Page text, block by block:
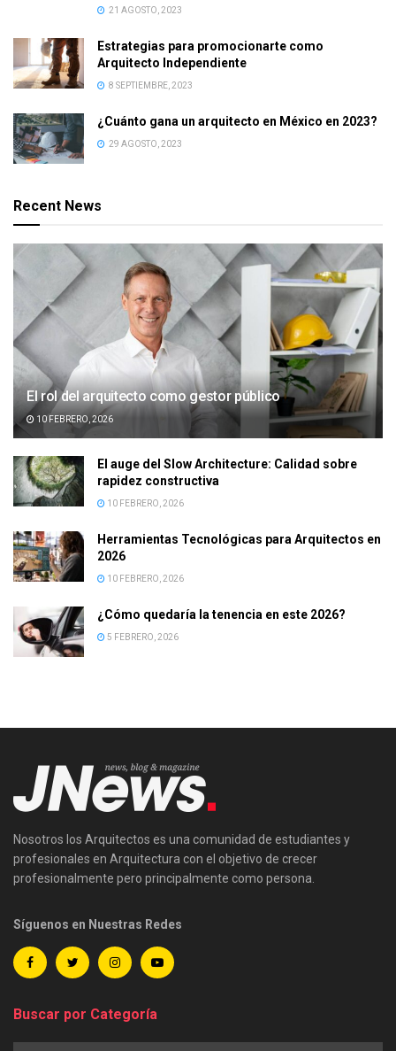
21 AGOSTO, 2023
Estrategias para promocionarte como
Arquitecto Independiente
8 SEPTIEMBRE, 2023
¿Cuánto gana un arquitecto en México en 2023?
29 AGOSTO, 2023
Recent News
El rol del arquitecto como gestor público
10 FEBRERO, 2026
El auge del Slow Architecture: Calidad sobre
rapidez constructiva
10 FEBRERO, 2026
Herramientas Tecnológicas para Arquitectos en
2026
10 FEBRERO, 2026
¿Cómo quedaría la tenencia en este 2026?
5 FEBRERO, 2026
Nosotros los Arquitectos es una comunidad de estudiantes y
profesionales en Arquitectura con el objetivo de crecer
profesionalmente pero principalmente como persona.
Síguenos en Nuestras Redes
Buscar por Categoría